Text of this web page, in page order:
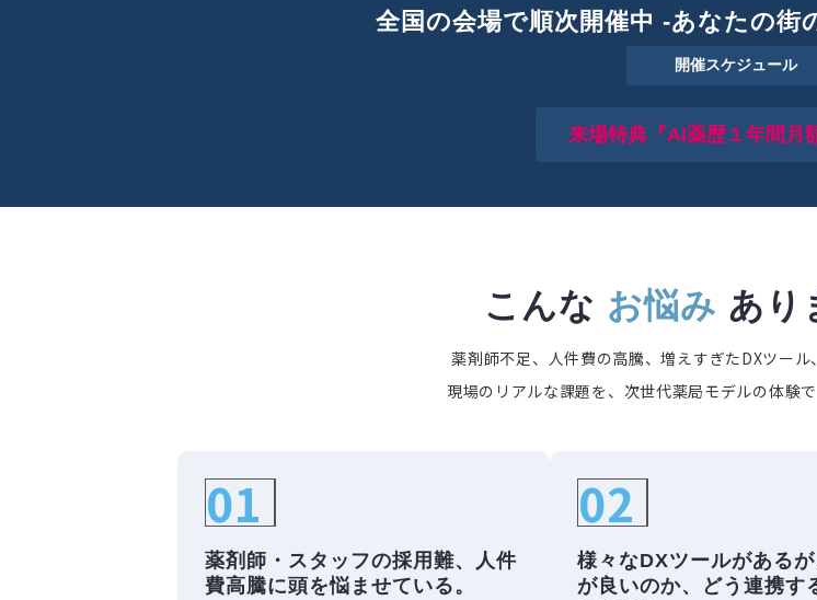
全国の会場で順次開催中 -あなたの街
開催スケジュール
来場特典『AI薬歴１年間月
こんな お悩み あり
薬剤師不足、人件費の高騰、増えすぎたDXツール
現場のリアルな課題を、次世代薬局モデルの体験
01
薬剤師・スタッフの採用難、人件
費高騰に頭を悩ませている。
02
様々なDXツールがある
が良いのか、どう連携す